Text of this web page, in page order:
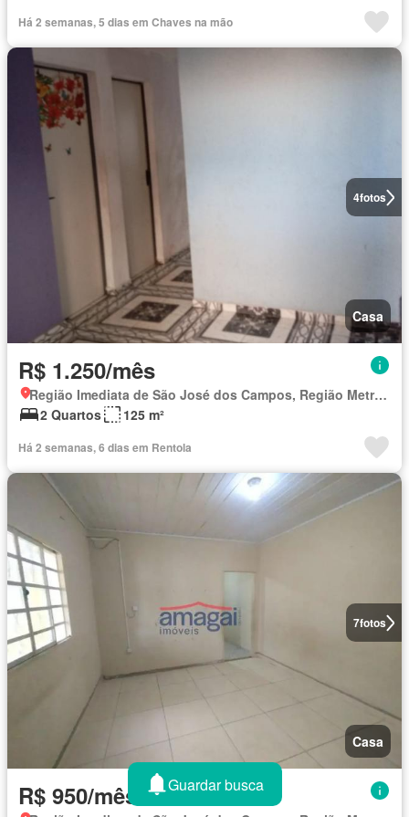
Há 2 semanas, 5 dias em Chaves na mão
4fotos
Casa
R$ 1.250/mês
Região Imediata de São José dos Campos, Região Metropolitana do Vale do Paraíba e Litoral Norte
2 Quartos
125 m²
Há 2 semanas, 6 dias em Rentola
7fotos
Casa
R$ 950/mês Guardar busca